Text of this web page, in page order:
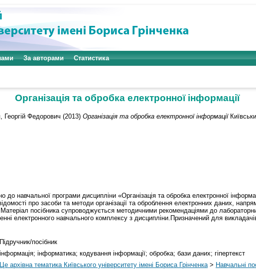
За авторами Статистика
Організація та обробка електронної інформації
Георгій Федорович (2013) Організація та обробка електронної інформації
до навчальної програми дисципліни «Організація та обробка електронної
про засоби та методи організації та оброблення електронних даних,
посібника супроводжується методичними рекомендаціями до
електронного навчального комплексу з дисципліни.Призначений для
Підручник/посібник
інформація; інформатика; кодування інформації; обробка; бази даних; гіпертекст
Це архівна тематика Київського університету імені Бориса Грінченка > Навчальні